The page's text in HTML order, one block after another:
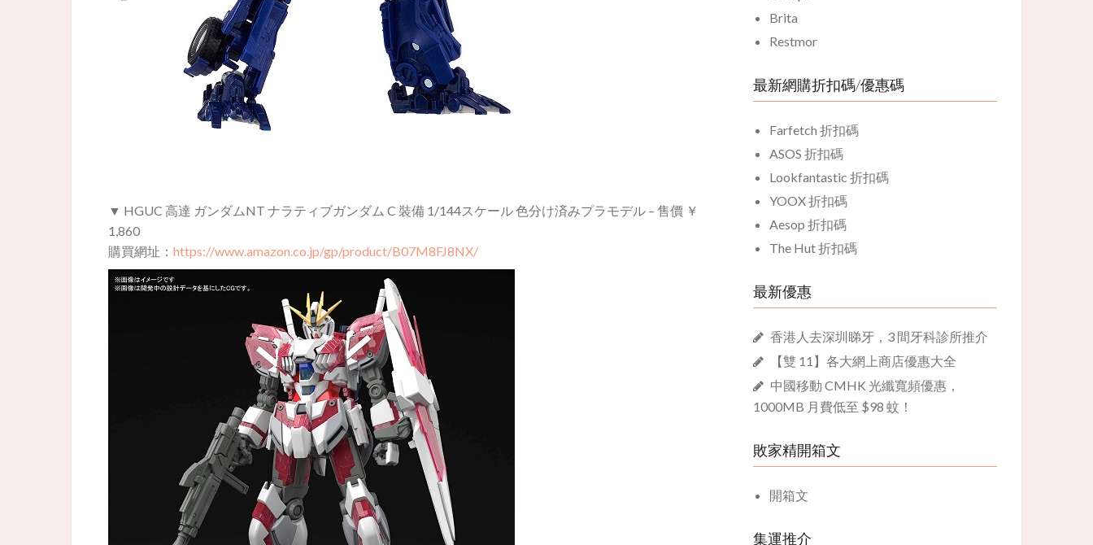
▼ HGUC 高達 ガンダムNT ナラティブガンダム C 裝備 1/144スケール 色分け済みプラモデル – 售價 ￥
1,860
購買網址： https://www.amazon.co.jp/gp/product/B07M8FJ8NX/
Brita
Restmor
最新網購折扣碼/優惠碼
Farfetch 折扣碼
ASOS 折扣碼
Lookfantastic 折扣碼
YOOX 折扣碼
Aesop 折扣碼
The Hut 折扣碼
最新優惠
香港人去深圳睇牙，3 間牙科診所推介
【雙 11】各大網上商店優惠大全
中國移動 CMHK 光纖寬頻優惠，
1000MB 月費低至 $98 蚊！
敗家精開箱文
開箱文
集運推介